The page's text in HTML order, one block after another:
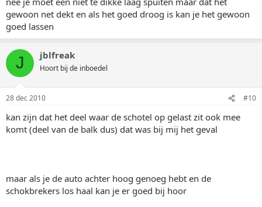
gewoon net dekt en als het goed droog is kan je het gewoon
goed lassen
J jblfreak
Hoort bij de inboedel
28 dec 2010 #10
kan zijn dat het deel waar de schotel op gelast zit ook mee
komt (deel van de balk dus) dat was bij mij het geval
maar als je de auto achter hoog genoeg hebt en de
schokbrekers los haal kan je er goed bij hoor